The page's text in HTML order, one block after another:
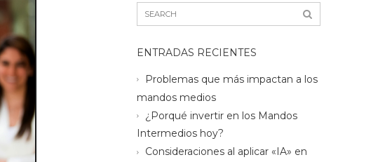
ENTRADAS RECIENTES
Problemas que más impactan a los
mandos medios
¿Porqué invertir en los Mandos
Intermedios hoy?
Consideraciones al aplicar «IA» en